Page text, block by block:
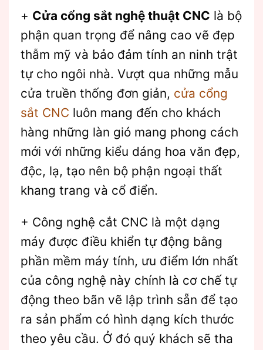
+ Cửa cổng sắt nghệ thuật CNC là bộ
phận quan trọng để nâng cao vẽ đẹp
thẫm mỹ và bảo đảm tính an ninh trật
tự cho ngôi nhà. Vượt qua những mẫu
cửa truền thống đơn giản, cửa cổng
sắt CNC luôn mang đến cho khách
hàng những làn gió mang phong cách
mới với những kiểu dáng hoa văn đẹp,
độc, lạ, tạo nên bộ phận ngoại thất
khang trang và cổ điển.
+ Công nghệ cắt CNC là một dạng
máy được điều khiển tự động bằng
phần mềm máy tính, ưu điểm lớn nhất
của công nghệ này chính là cơ chế tự
động theo bãn vẽ lập trình sẵn để tạo
ra sản phẩm có hình dạng kích thước
theo yêu cầu. Ở đó quý khách sẽ tha